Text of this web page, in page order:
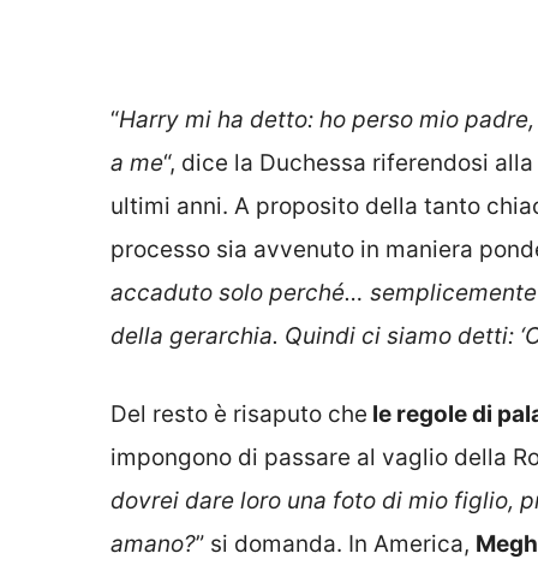
“Harry mi ha detto: ho perso mio
a me“, dice la Duchessa riferendosi
ultimi anni. A proposito della tanto
processo sia avvenuto in maniera
accaduto solo perché…
della gerarchia. Quindi ci siamo detti:
Del resto è risaputo che le regole di
impongono di passare al vaglio della
dovrei dare loro una foto di mio figlio,
amano?” si domanda. In America,